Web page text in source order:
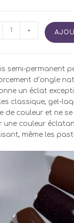
+
semi-permanent
d’ongle
un éclat
classique, gel-
de couleur et ne
une couleur
même les